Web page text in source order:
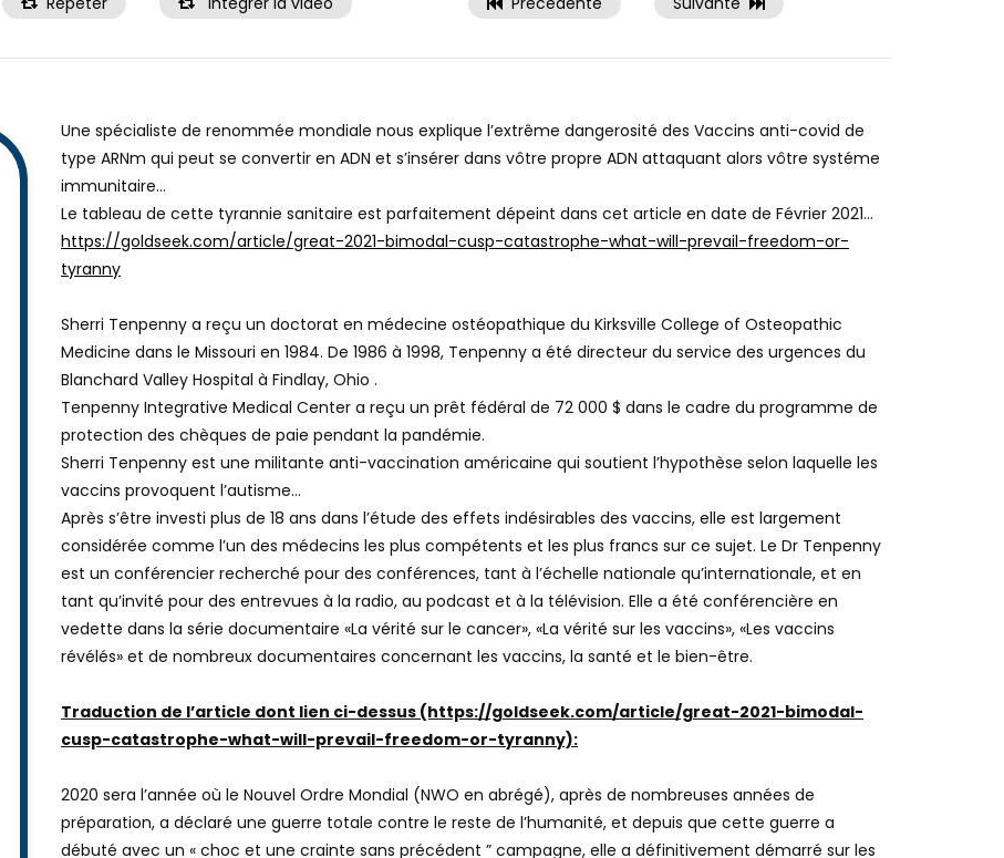
Répéter Intégrer la vidéo Précédente Suivante
Une spécialiste de renommée mondiale nous explique l’extrême dangerosité des Vaccins anti-covid de
type ARNm qui peut se convertir en ADN et s’insérer dans vôtre propre ADN attaquant alors vôtre systéme
immunitaire…
Le tableau de cette tyrannie sanitaire est parfaitement dépeint dans cet article en date de Février 2021…
tyranny
Sherri Tenpenny a reçu un doctorat en médecine ostéopathique du Kirksville College of Osteopathic
Medicine dans le Missouri en 1984. De 1986 à 1998, Tenpenny a été directeur du service des urgences du
Blanchard Valley Hospital à Findlay, Ohio .
Tenpenny Integrative Medical Center a reçu un prêt fédéral de 72 000 $ dans le cadre du programme de
protection des chèques de paie pendant la pandémie.
Sherri Tenpenny est une militante anti-vaccination américaine qui soutient l’hypothèse selon laquelle les
vaccins provoquent l’autisme…
Après s’être investi plus de 18 ans dans l’étude des effets indésirables des vaccins, elle est largement
considérée comme l’un des médecins les plus compétents et les plus francs sur ce sujet. Le Dr Tenpenny
est un conférencier recherché pour des conférences, tant à l’échelle nationale qu’internationale, et en
tant qu’invité pour des entrevues à la radio, au podcast et à la télévision. Elle a été conférencière en
révélés» et de nombreux documentaires concernant les vaccins, la santé et le bien-être.
cusp-catastrophe-what-will-prevail-freedom-or-tyranny):
2020 sera l’année où le Nouvel Ordre Mondial (NWO en abrégé), après de nombreuses années de